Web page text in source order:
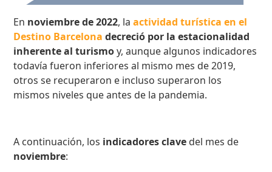
En noviembre de 2022, laactividad turística en el
Destino Barcelona decreció por la estacionalidad
inherente al turismoy, aunque algunos indicadores
todavía fueron inferiores al mismo mes de 2019,
otros se recuperaron e incluso superaron los
mismos niveles que antes de la pandemia.
A continuación, los indicadores clave del mes de
noviembre: